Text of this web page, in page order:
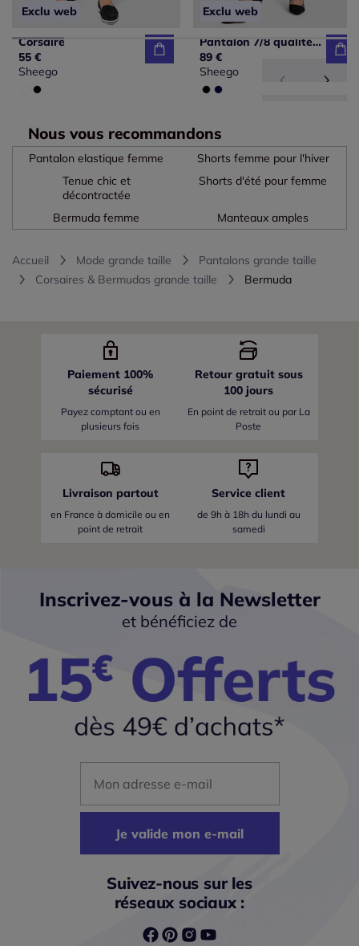
Exclu web
Corsaire
55 €
Sheego
Exclu web
Pantalon 7/8 qualité plissée tendance
89 €
Sheego
Nous vous recommandons
Pantalon elastique femme
Tenue chic et
décontractée
Shorts femme pour l'hiver
Shorts d'été pour femme
Bermuda femme Manteaux amples
Accueil Mode grande taille
Pantalons grande taille
Corsaires & Bermudas grande taille
Bermuda
Paiement 100%
sécurisé
Payez comptant ou en
plusieurs fois
Retour gratuit sous
100 jours
En point de retrait ou par La
Poste
Livraison partout
en France à domicile ou en
point de retrait
Service client
de 9h à 18h du lundi au
samedi
Inscrivez-vous à la Newsletter
et bénéficiez de
Je valide mon e-mail
Suivez-nous sur les
réseaux sociaux :